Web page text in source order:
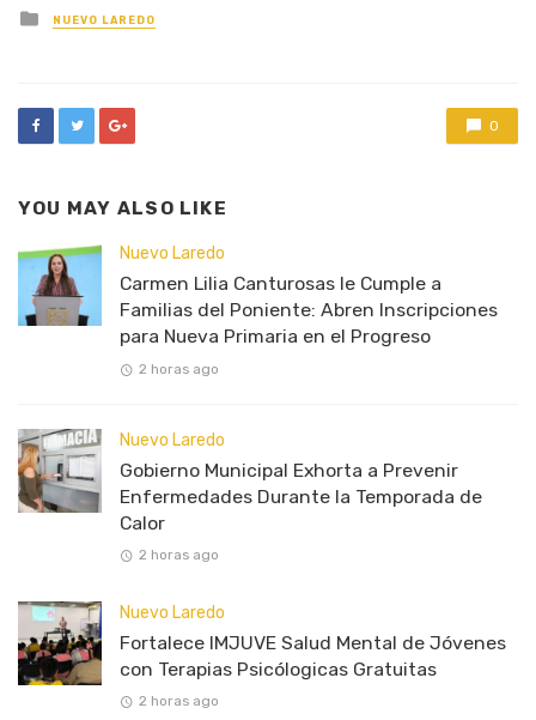
Posted
in
NUEVO LAREDO
0
YOU MAY ALSO LIKE
Nuevo Laredo
Carmen Lilia Canturosas le Cumple a
Familias del Poniente: Abren Inscripciones
para Nueva Primaria en el Progreso
2 horas ago
Nuevo Laredo
Gobierno Municipal Exhorta a Prevenir
Enfermedades Durante la Temporada de
Calor
2 horas ago
Nuevo Laredo
Fortalece IMJUVE Salud Mental de Jóvenes
con Terapias Psicólogicas Gratuitas
2 horas ago